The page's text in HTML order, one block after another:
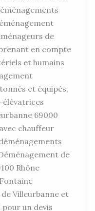
de
en compte
et humains
et équipés,
élévatrices
69000
chauffeur
de
Rhône
Villeurbanne et
pour un devis